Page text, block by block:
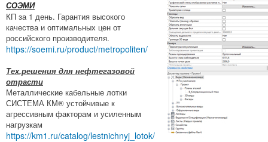
СОЭМИ
КП за 1 день. Гарантия высокого
качества и оптимальных цен от
российского производителя.
https://soemi.ru/product/metropoliten/
Тех.решения для нефтегазовой
отрасти
Металлические кабельные лотки
СИСТЕМА КМ® устойчивые к
агрессивным факторам и усиленным
нагрузкам
https://km1.ru/catalog/lestnichnyj_lotok/